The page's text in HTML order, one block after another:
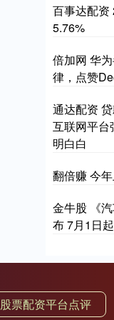
百事达配资
5.76%
倍加网 华
律，点赞
通达配资 贷
互联网平台
明白白
翻倍赚 今
金牛股 《
布 7月1日
股票配资平台点评